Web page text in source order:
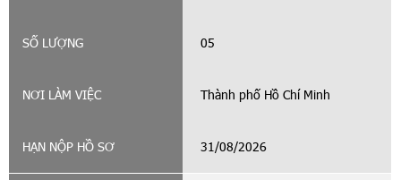
05
Thành phố Hồ Chí Minh
31/08/2026